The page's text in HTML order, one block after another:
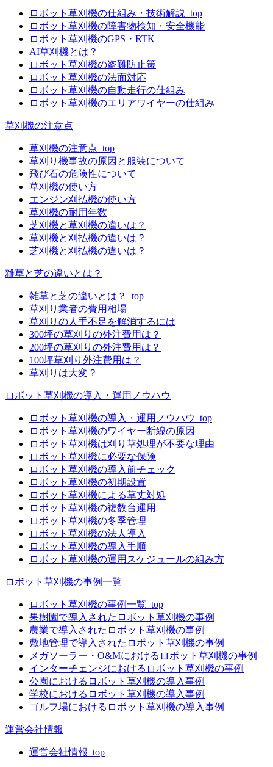
ロボット草刈機の仕組み・技術解説_top
ロボット草刈機の障害物検知・安全機能
ロボット草刈機のGPS・RTK
AI草刈機とは？
ロボット草刈機の盗難防止策
ロボット草刈機の法面対応
ロボット草刈機の自動走行の仕組み
ロボット草刈機のエリアワイヤーの仕組み
草刈機の注意点
草刈機の注意点_top
草刈り機事故の原因と服装について
飛び石の危険性について
草刈機の使い方
エンジン刈払機の使い方
草刈機の耐用年数
芝刈機と草刈機の違いは？
草刈機と刈払機の違いは？
芝刈機と刈払機の違いは？
雑草と芝の違いとは？
雑草と芝の違いとは？_top
草刈り業者の費用相場
草刈りの人手不足を解消するには
300坪の草刈りの外注費用は？
200坪の草刈りの外注費用は？
100坪草刈り外注費用は？
草刈りは大変？
ロボット草刈機の導入・運用ノウハウ
ロボット草刈機の導入・運用ノウハウ_top
ロボット草刈機のワイヤー断線の原因
ロボット草刈機は刈り草処理が不要な理由
ロボット草刈機に必要な保険
ロボット草刈機の導入前チェック
ロボット草刈機の初期設置
ロボット草刈機による草丈対処
ロボット草刈機の複数台運用
ロボット草刈機の冬季管理
ロボット草刈機の法人導入
ロボット草刈機の導入手順
ロボット草刈機の運用スケジュールの組み方
ロボット草刈機の事例一覧
ロボット草刈機の事例一覧_top
果樹園で導入されたロボット草刈機の事例
農業で導入されたロボット草刈機の事例
敷地管理で導入されたロボット草刈機の事例
メガソーラー・O&Mにおけるロボット草刈機の事例
インターチェンジにおけるロボット草刈機の事例
公園におけるロボット草刈機の導入事例
学校におけるロボット草刈機の導入事例
ゴルフ場におけるロボット草刈機の導入事例
運営会社情報
運営会社情報_top